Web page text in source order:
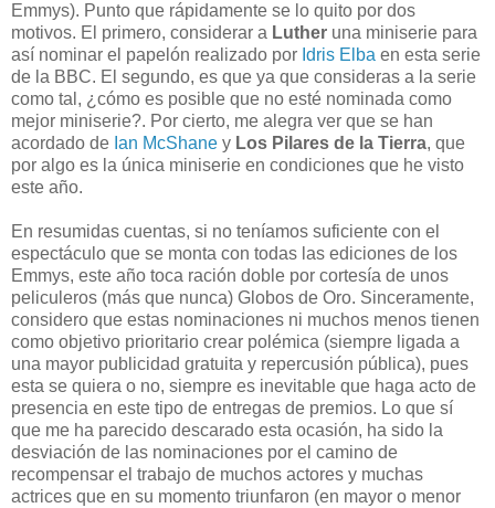
Emmys). Punto que rápidamente se lo quito por dos
motivos. El primero, considerar a Luther una miniserie para
así nominar el papelón realizado por Idris Elba en esta serie
de la BBC. El segundo, es que ya que consideras a la serie
como tal, ¿cómo es posible que no esté nominada como
mejor miniserie?. Por cierto, me alegra ver que se han
acordado de Ian McShane y Los Pilares de la Tierra, que
por algo es la única miniserie en condiciones que he visto
este año.
En resumidas cuentas, si no teníamos suficiente con el
espectáculo que se monta con todas las ediciones de los
Emmys, este año toca ración doble por cortesía de unos
peliculeros (más que nunca) Globos de Oro. Sinceramente,
considero que estas nominaciones ni muchos menos tienen
como objetivo prioritario crear polémica (siempre ligada a
una mayor publicidad gratuita y repercusión pública), pues
esta se quiera o no, siempre es inevitable que haga acto de
presencia en este tipo de entregas de premios. Lo que sí
que me ha parecido descarado esta ocasión, ha sido la
desviación de las nominaciones por el camino de
recompensar el trabajo de muchos actores y muchas
actrices que en su momento triunfaron (en mayor o menor